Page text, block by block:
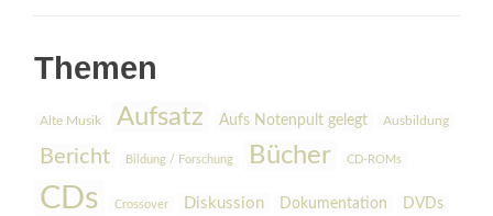
Themen
Alte Musik Aufsatz Aufs Notenpult gelegt Ausbildung
Bericht Bildung / Forschung Bücher CD-ROMs
CDs Crossover Diskussion Dokumentation DVDs